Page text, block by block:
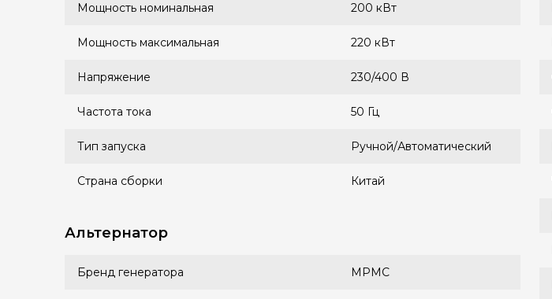
Мощность номинальная 200 кВт
Мощность максимальная 220 кВт
Напряжение 230/400 В
Частота тока 50 Гц
Тип запуска Ручной/Автоматический
Страна сборки Китай
Альтернатор
Бренд генератора MPMC